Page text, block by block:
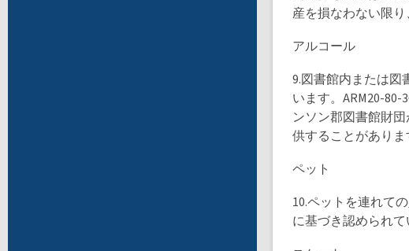
産を損なわない限り
アルコール
9.図書館内または図
います。ARM20-
ンソン郡図書館財
供することがありま
ペット
10.ペットを連れて
に基づき認められて